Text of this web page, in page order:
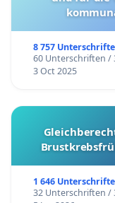
8 757
60 Unterschriften /
3 Oct 2025
1 646
32 Unterschriften /